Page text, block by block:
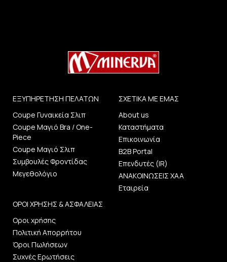
ΕΞΥΠΗΡΕΤΗΣΗ ΠΕΛΑΤΩΝ
Coupe Γυναικεία Σλιπ
Coupe Μαγιό Bra / One-
Piece
Coupe Μαγιό Σλιπ
Συμβουλές Φροντίδας
Μεγεθολόγιο
ΣΧΕΤΙΚΑ ΜΕ ΕΜΑΣ
About us
Καταστήματα
Επικοινωνία
B2B Portal
Επενδυτές (IR)
ΑΝΑΚΟΙΝΩΣΕΙΣ ΧΑΑ
Εταιρεία
ΟΡΟΙ ΧΡΗΣΗΣ & ΑΣΦΑΛΕΙΑΣ
Οροι χρήσης
Πολιτική Απορρήτου
Όροι Πωλήσεων
Συχνές Ερωτήσεις